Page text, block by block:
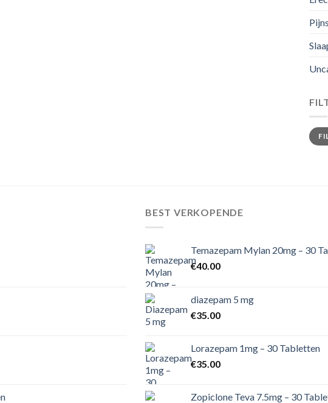
Min.
prijs
Max.
prijs
BEST VERKOPENDE
Temazepam Mylan 20mg – 30
€40.00
diazepam 5 mg
€35.00
Lorazepam 1mg – 30 Tabletten
€35.00
Zopiclone Teva 7.5mg – 30